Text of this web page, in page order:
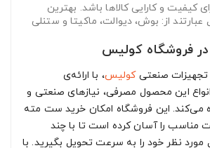
کیفیت و کارایی کالاها باشد. بهترین
از: بوش، دیوالت، ماکیتا و ستنلی
فروشگاه کولیس
تجهیزات صنعتیکولیس، با ارائه‌ی
این محصول مصرفی، نیازهای صنعتی و
می‌کند. این فروشگاه امکان خرید ست مته
مناسب را آسان کرده است تا با چند
نظر خود را به سرعت تحویل بگیرید. با